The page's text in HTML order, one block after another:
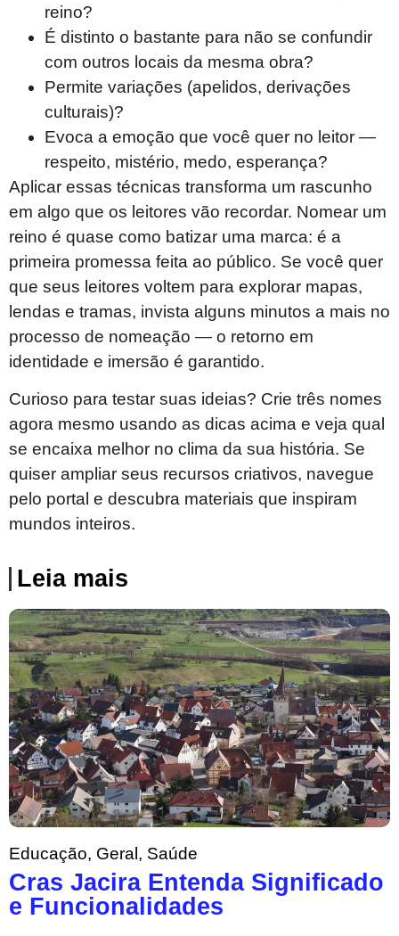
reino?
É distinto o bastante para não se confundir
com outros locais da mesma obra?
Permite variações (apelidos, derivações
culturais)?
Evoca a emoção que você quer no leitor —
respeito, mistério, medo, esperança?
Aplicar essas técnicas transforma um rascunho
em algo que os leitores vão recordar. Nomear um
reino é quase como batizar uma marca: é a
primeira promessa feita ao público. Se você quer
que seus leitores voltem para explorar mapas,
lendas e tramas, invista alguns minutos a mais no
processo de nomeação — o retorno em
identidade e imersão é garantido.
Curioso para testar suas ideias? Crie três nomes
agora mesmo usando as dicas acima e veja qual
se encaixa melhor no clima da sua história. Se
quiser ampliar seus recursos criativos, navegue
pelo portal e descubra materiais que inspiram
mundos inteiros.
Leia mais
Educação, Geral , Saúde
Cras Jacira Entenda Significado
e Funcionalidades